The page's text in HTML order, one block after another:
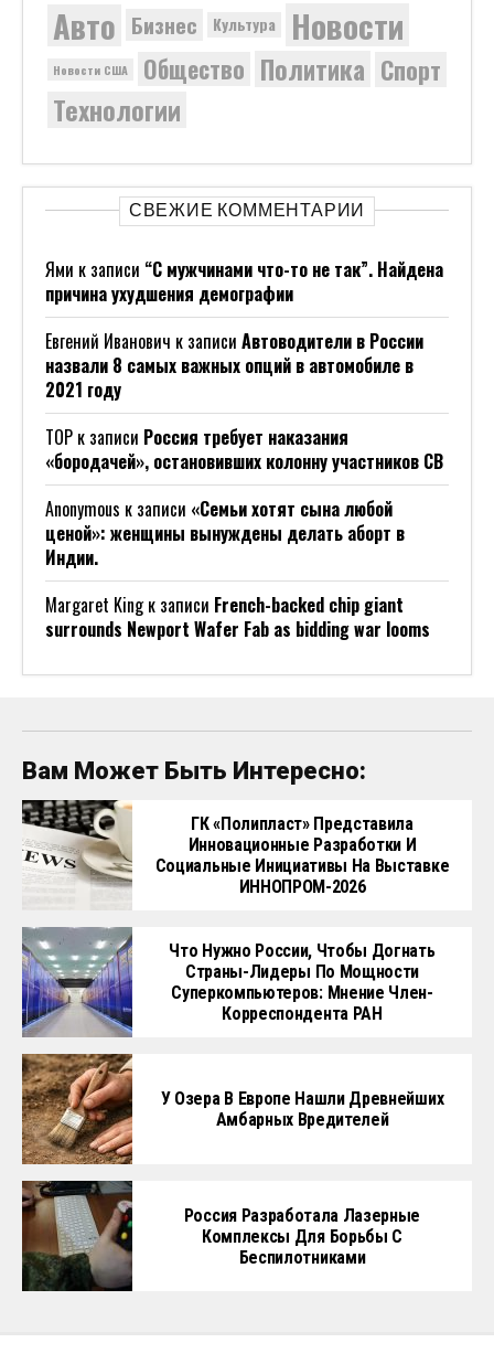
Авто Бизнес Культура Новости
Новости США Общество Политика Спорт
Технологии
СВЕЖИЕ КОММЕНТАРИИ
Ями к записи “С мужчинами что-то не так”. Найдена
причина ухудшения демографии
Евгений Иванович к записи Автоводители в России
назвали 8 самых важных опций в автомобиле в
2021 году
ТОР к записи Россия требует наказания
«бородачей», остановивших колонну участников СВ
Anonymous к записи «Семьи хотят сына любой
ценой»: женщины вынуждены делать аборт в
Индии.
Margaret Kingк записи French-backed chip giant
surrounds Newport Wafer Fab as bidding war looms
Вам Может Быть Интересно:
ГК «Полипласт» Представила
Инновационные Разработки И
Социальные Инициативы На Выставке
ИННОПРОМ-2026
Что Нужно России, Чтобы Догнать
Страны-Лидеры По Мощности
Суперкомпьютеров: Мнение Член-
Корреспондента РАН
У Озера В Европе Нашли Древнейших
Амбарных Вредителей
Россия Разработала Лазерные
Комплексы Для Борьбы С
Беспилотниками